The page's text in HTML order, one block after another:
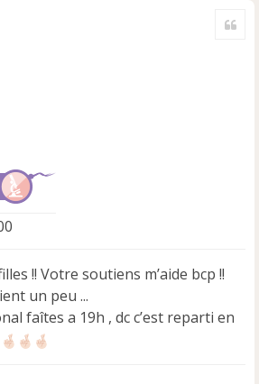
!! Votre soutiens m’aide bcp !!
un peu ...
faîtes a 19h , dc c’est reparti en